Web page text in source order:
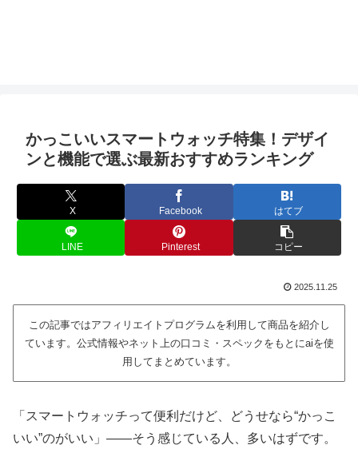
かっこいいスマートウォッチ特集！デザイ
ンと機能で選ぶ最新おすすめランキング
X Facebook はてブ
LINE Pinterest コピー
2025.11.25
この記事ではアフィリエイトプログラムを利用して商品を紹介し
ています。公式情報やネット上の口コミ・スペックをもとにaiを使
用してまとめています。
「スマートウォッチって便利だけど、どうせなら“かっこ
いい”のがいい」——そう感じている人、多いはずです。